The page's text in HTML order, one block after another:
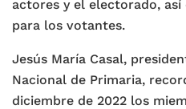
actores y el electorado,
para los votantes.
Jesús María Casal,
Nacional de Primaria,
diciembre de 2022 los